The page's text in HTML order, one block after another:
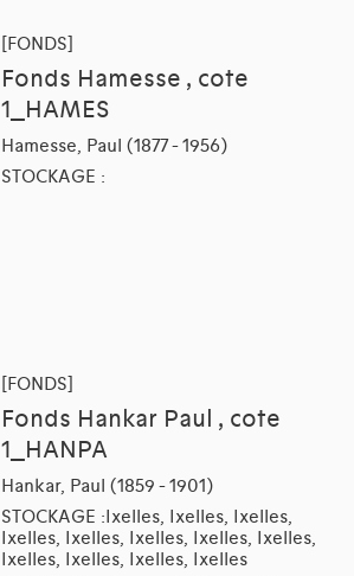
[FONDS]
Fonds Hamesse , cote
1_HAMES
Hamesse, Paul (1877 - 1956)
STOCKAGE :
[FONDS]
Fonds Hankar Paul , cote
1_HANPA
Hankar, Paul (1859 - 1901)
STOCKAGE :Ixelles, Ixelles, Ixelles,
Ixelles, Ixelles, Ixelles, Ixelles, Ixelles,
Ixelles, Ixelles, Ixelles, Ixelles